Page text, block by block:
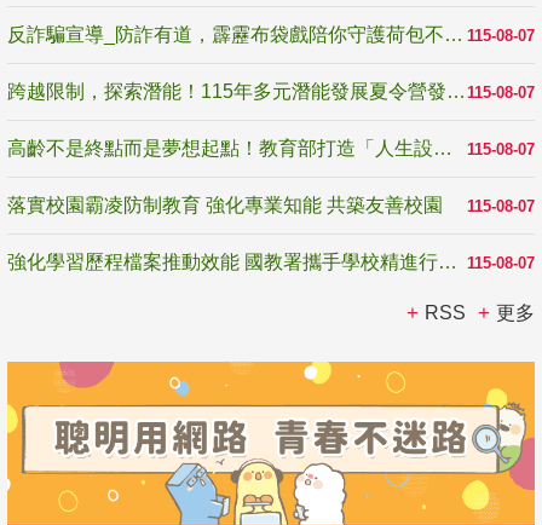
115-08-07
反詐騙宣導_防詐有道，霹靂布袋戲陪你守護荷包不受騙
115-08-07
跨越限制，探索潛能！115年多元潛能發展夏令營發掘生命無限可能
115-08-07
高齡不是終點而是夢想起點！教育部打造「人生設計夢工場」 參展第3屆高齡健康產業博覽會
115-08-07
落實校園霸凌防制教育 強化專業知能 共築友善校園
115-08-07
強化學習歷程檔案推動效能 國教署攜手學校精進行政與教學支持
RSS 更多